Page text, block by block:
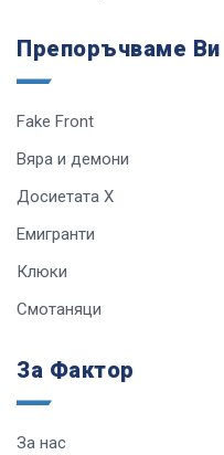
Препоръчваме Ви
Fake Front
Вяра и демони
Досиетата Х
Емигранти
Клюки
Смотаняци
За Фактор
За нас